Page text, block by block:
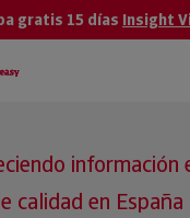
gratis 15 días Insight
información
calidad en España